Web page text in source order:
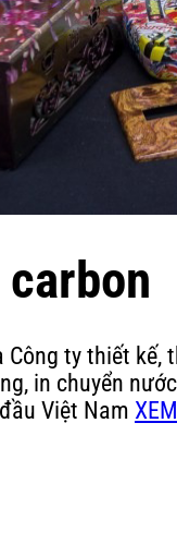
Công ty thiết kế,
in chuyển
Việt Nam